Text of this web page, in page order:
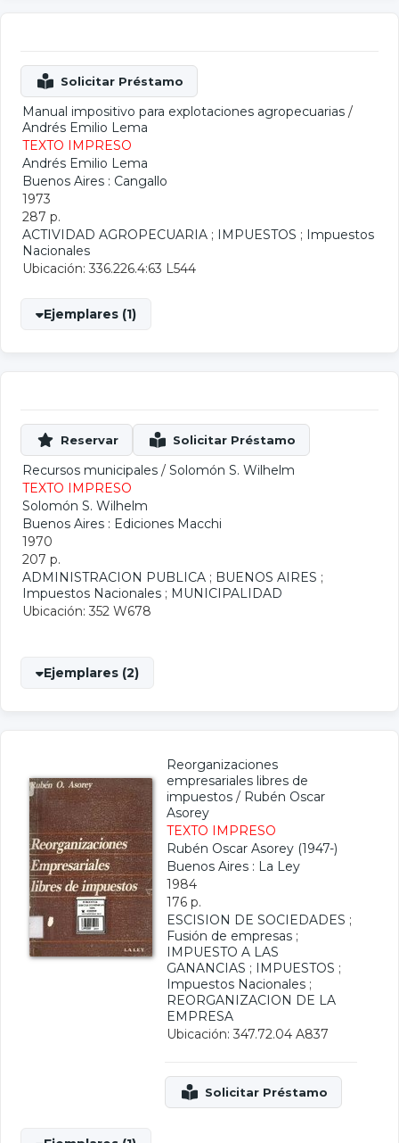
Manual impositivo para explotaciones agropecuarias /
Andrés Emilio Lema
TEXTO IMPRESO
Andrés Emilio Lema
Buenos Aires : Cangallo
1973
287 p.
ACTIVIDAD AGROPECUARIA ; IMPUESTOS ; Impuestos
Nacionales
Ubicación: 336.226.4:63 L544
Ejemplares (1)
Recursos municipales / Solomón S. Wilhelm
TEXTO IMPRESO
Solomón S. Wilhelm
Buenos Aires : Ediciones Macchi
1970
207 p.
ADMINISTRACION PUBLICA ; BUENOS AIRES ;
Impuestos Nacionales ; MUNICIPALIDAD
Ubicación: 352 W678
Ejemplares (2)
Reorganizaciones
empresariales libres de
impuestos / Rubén Oscar
Asorey
TEXTO IMPRESO
Rubén Oscar Asorey (1947-)
Buenos Aires : La Ley
1984
176 p.
ESCISION DE SOCIEDADES ;
Fusión de empresas ;
IMPUESTO A LAS
GANANCIAS ; IMPUESTOS ;
Impuestos Nacionales ;
REORGANIZACION DE LA
EMPRESA
Ubicación: 347.72.04 A837